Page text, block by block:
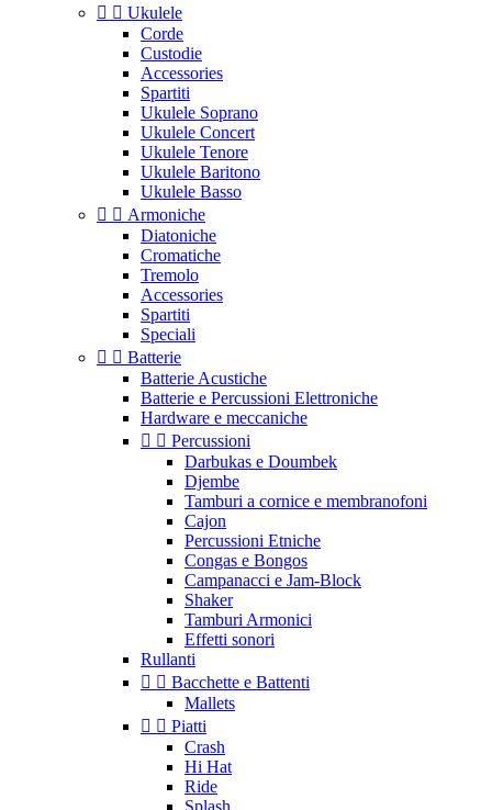
  Ukulele
Corde
Custodie
Accessories
Spartiti
Ukulele Soprano
Ukulele Concert
Ukulele Tenore
Ukulele Baritono
Ukulele Basso
  Armoniche
Diatoniche
Cromatiche
Tremolo
Accessories
Spartiti
Speciali
  Batterie
Batterie Acustiche
Batterie e Percussioni Elettroniche
Hardware e meccaniche
  Percussioni
Darbukas e Doumbek
Djembe
Tamburi a cornice e membranofoni
Cajon
Percussioni Etniche
Congas e Bongos
Campanacci e Jam-Block
Shaker
Tamburi Armonici
Effetti sonori
Rullanti
  Bacchette e Battenti
Mallets
  Piatti
Crash
Hi Hat
Ride
Splash